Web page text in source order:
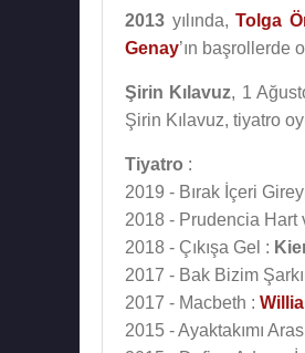
2013 yılında,Tolga
Genay’ın başrollerde
Şirin Kılavuz, 1
Şirin Kılavuz, tiyatro
Tiyatro :
2019 - Bırak İçeri
2018 - Prudencia Hart
2018 - Çıkışa Gel :
2017 - Bak Bizim
2017 - Macbeth :
2015 - Ayaktakımı